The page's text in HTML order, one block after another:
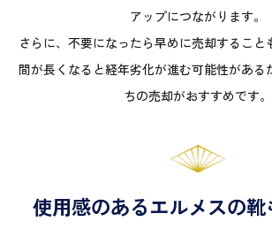
アップにつながります。
さらに、不要になったら早めに売却すること
間が長くなると経年劣化が進む可能性がある
ちの売却がおすすめです。
使用感のあるエルメスの